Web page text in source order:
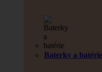
Baterky a batérie